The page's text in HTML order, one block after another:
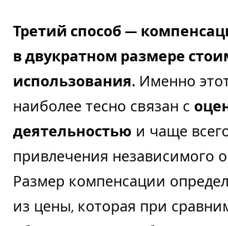
Третий способ —
в двукратном размере
использования. Именно
наиболее тесно связан с
деятельностью и чаще
привлечения независимого
Размер компенсации
из цены, которая при